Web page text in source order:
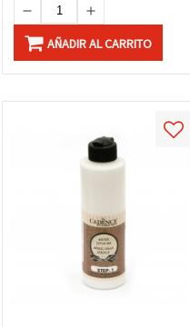
AÑADIR AL CARRITO